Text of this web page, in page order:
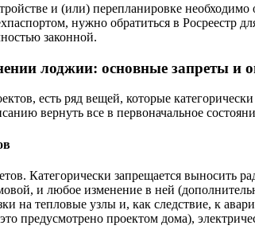
и (или) перепланировке
нужно обратиться в Росреестр
законной.
лоджии: основные запреты и
есть ряд вещей, которые
вернуть все в первоначальное
Категорически запрещается выносить
и любое изменение в ней
на тепловые узлы и, как следствие, к
предусмотрено проектом дома),